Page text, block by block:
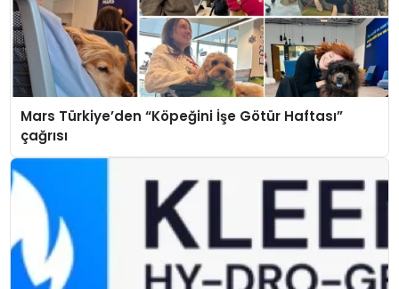
Mars Türkiye’den “Köpeğini İşe Götür Haftası”
çağrısı